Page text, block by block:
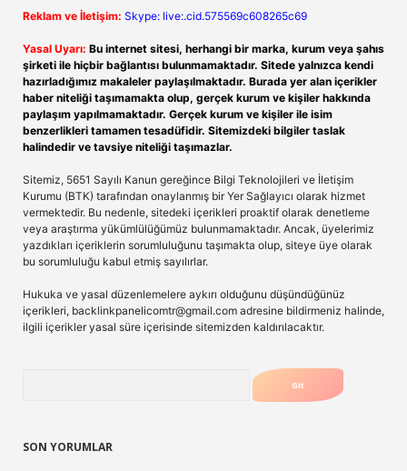
Reklam ve İletişim: Skype: live:.cid.575569c608265c69
Yasal Uyarı: Bu internet sitesi, herhangi bir marka, kurum veya şahıs
şirketi ile hiçbir bağlantısı bulunmamaktadır. Sitede yalnızca kendi
hazırladığımız makaleler paylaşılmaktadır. Burada yer alan içerikler
haber niteliği taşımamakta olup, gerçek kurum ve kişiler hakkında
paylaşım yapılmamaktadır. Gerçek kurum ve kişiler ile isim
benzerlikleri tamamen tesadüfidir. Sitemizdeki bilgiler taslak
halindedir ve tavsiye niteliği taşımazlar.
Sitemiz, 5651 Sayılı Kanun gereğince Bilgi Teknolojileri ve İletişim
Kurumu (BTK) tarafından onaylanmış bir Yer Sağlayıcı olarak hizmet
vermektedir. Bu nedenle, sitedeki içerikleri proaktif olarak denetleme
veya araştırma yükümlülüğümüz bulunmamaktadır. Ancak, üyelerimiz
yazdıkları içeriklerin sorumluluğunu taşımakta olup, siteye üye olarak
bu sorumluluğu kabul etmiş sayılırlar.
Hukuka ve yasal düzenlemelere aykırı olduğunu düşündüğünüz
içerikleri, backlinkpanelicomtr@gmail.com adresine bildirmeniz halinde,
ilgili içerikler yasal süre içerisinde sitemizden kaldırılacaktır.
SON YORUMLAR